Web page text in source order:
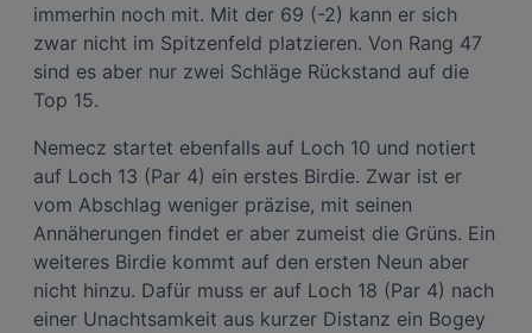
immerhin noch mit. Mit der 69 (-2) kann er sich
zwar nicht im Spitzenfeld platzieren. Von Rang 47
sind es aber nur zwei Schläge Rückstand auf die
Top 15.
Nemecz startet ebenfalls auf Loch 10 und notiert
auf Loch 13 (Par 4) ein erstes Birdie. Zwar ist er
vom Abschlag weniger präzise, mit seinen
Annäherungen findet er aber zumeist die Grüns. Ein
weiteres Birdie kommt auf den ersten Neun aber
nicht hinzu. Dafür muss er auf Loch 18 (Par 4) nach
einer Unachtsamkeit aus kurzer Distanz ein Bogey
Impressum
Wir und unsere Partner verarbeiten Daten, um
Folgendes bereitzustellen:
Verwendung genauer Standortdaten. Endgeräteeigenschaften zur Identifikation
Endgerät. Personalisierte Werbung und Inhalte, Messung von Werbeleistung
und der Performance von Inhalten, Zielgruppenforschung sowie Entwicklung
und Verbesserung von Angeboten.
Liste der Partner (Lieferanten)